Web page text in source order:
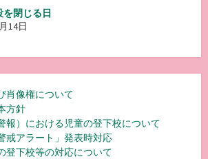
を閉じる日
14日
肖像権について
方針
報）における児童の登下校について
戒アラート」発表時対応
登下校等の対応について